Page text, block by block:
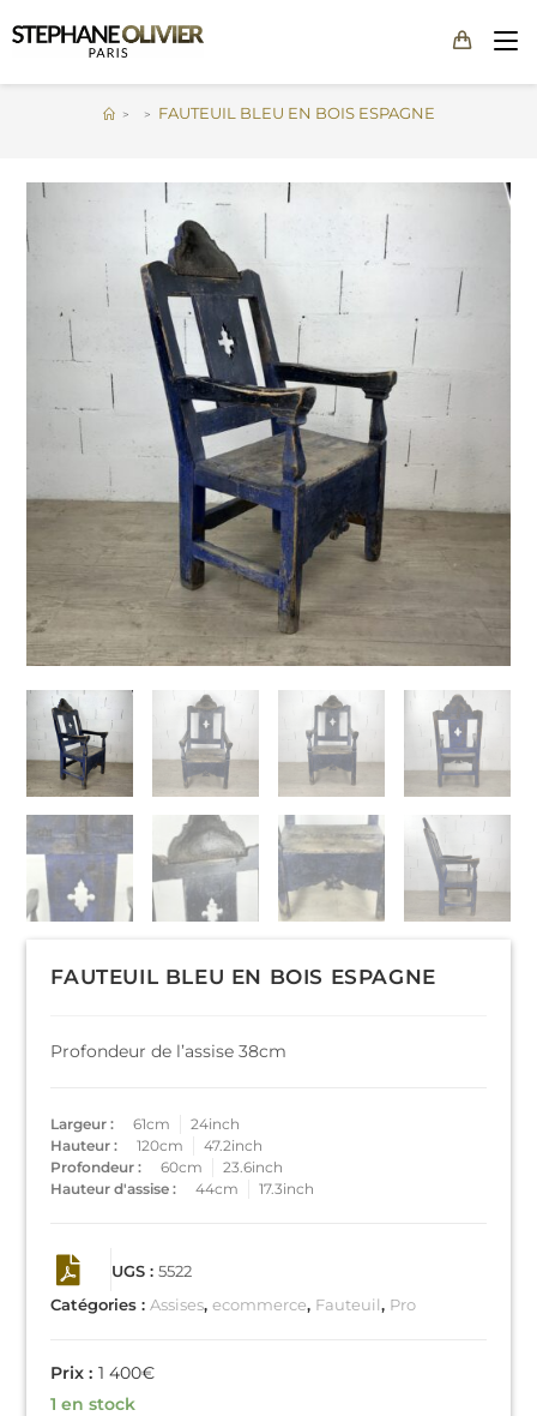
> > FAUTEUIL BLEU EN BOIS ESPAGNE
FAUTEUIL BLEU EN BOIS ESPAGNE
Profondeur de l’assise 38cm
Largeur : 61cm
24inch
Hauteur :
120cm
47.2inch
Profondeur :
60cm
23.6inch
Hauteur d'assise :
44cm 17.3inch
UGS :5522
Catégories :Assises,ecommerce, Fauteuil, Pro
1 400€
1 en stock